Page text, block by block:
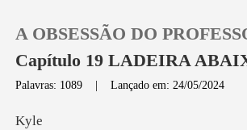
A OBSESSÃO DO
Capítulo 19 LADEIRA
Palavras: 1089 |Lançado em: 24/05/2024
y